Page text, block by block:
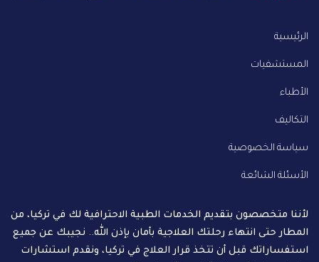
الرئيسية
المستشفيات
الأطباء
التكاليف
سياسة الخصوصية
الأسئلة الشائعة
لأننا متخصصون بتقديم الخدمات الطبية الاحترافية لك في تركيا، من
المطار حتى انتهاء رحلتك العلاجية بأمان بإذن الله.. نجيبك عن جميع
استفساراتك قبل أن تتخذ قرار العلاج في تركيا، ونقدم استشارات